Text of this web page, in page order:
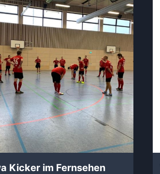
Kicker im Fernsehen